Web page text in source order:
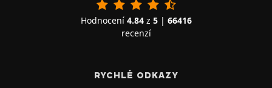
Hodnocení 4.84z 5| 66416
recenzí
RYCHLÉ ODKAZY